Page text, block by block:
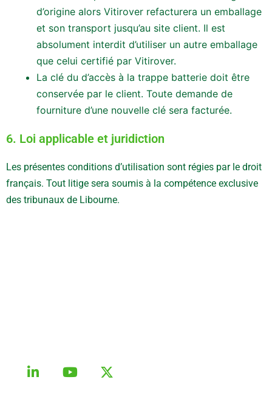
d’origine alors Vitirover refacturera un emballage
et son transport jusqu’au site client. Il est
absolument interdit d’utiliser un autre emballage
que celui certifié par Vitirover.
La clé du d’accès à la trappe batterie doit être
conservée par le client. Toute demande de
fourniture d’une nouvelle clé sera facturée.
6. Loi applicable et juridiction
Les présentes conditions d’utilisation sont régies par le droit
français. Tout litige sera soumis à la compétence exclusive
des tribunaux de Libourne.